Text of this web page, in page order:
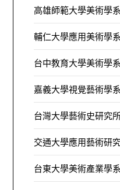
高雄師範大學美術學系
輔仁大學應用美術學系
台中教育大學美術學系
嘉義大學視覺藝術學系
台灣大學藝術史研究
交通大學應用藝術研
台東大學美術產業學